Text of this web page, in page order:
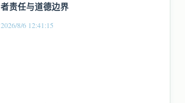
者责任与道德边界
2026/8/6 12:41:15